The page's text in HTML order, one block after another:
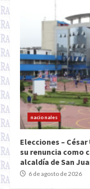
nacionales
Elecciones –
su renuncia como
alcaldía de San
6 de agosto de 2026